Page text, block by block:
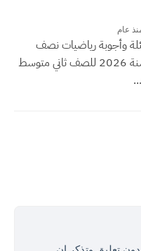
عام
وأجوبة رياضيات نصف
السنة 2026 للصف ثاني متوسط